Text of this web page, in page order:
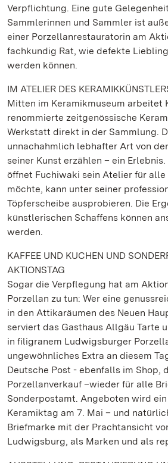
Verpflichtung. Eine gute
Sammlerinnen und Sammler ist
einer Porzellanrestauratorin am
fachkundig Rat, wie defekte
werden können.
IM ATELIER DES
Mitten im Keramikmuseum arbeitet
renommierte zeitgenössische
Werkstatt direkt in der Sammlung.
unnachahmlich lebhafter Art von
seiner Kunst erzählen – ein
öffnet Fuchiwaki sein Atelier für alle
möchte, kann unter seiner
Töpferscheibe ausprobieren. Die
künstlerischen Schaffens können
werden.
KAFFEE UND KUCHEN UND
AKTIONSTAG
Sogar die Verpflegung hat am
Porzellan zu tun: Wer eine
in den Attikaräumen des Neuen
serviert das Gasthaus Allgäu Tarte
in filigranem Ludwigsburger
ungewöhnliches Extra an diesem
Deutsche Post - ebenfalls im Shop,
Porzellanverkauf –wieder für alle
Sonderpostamt. Angeboten wird
Keramiktag am 7. Mai – und
Briefmarke mit der Prachtansicht
Ludwigsburg, als Marken und als